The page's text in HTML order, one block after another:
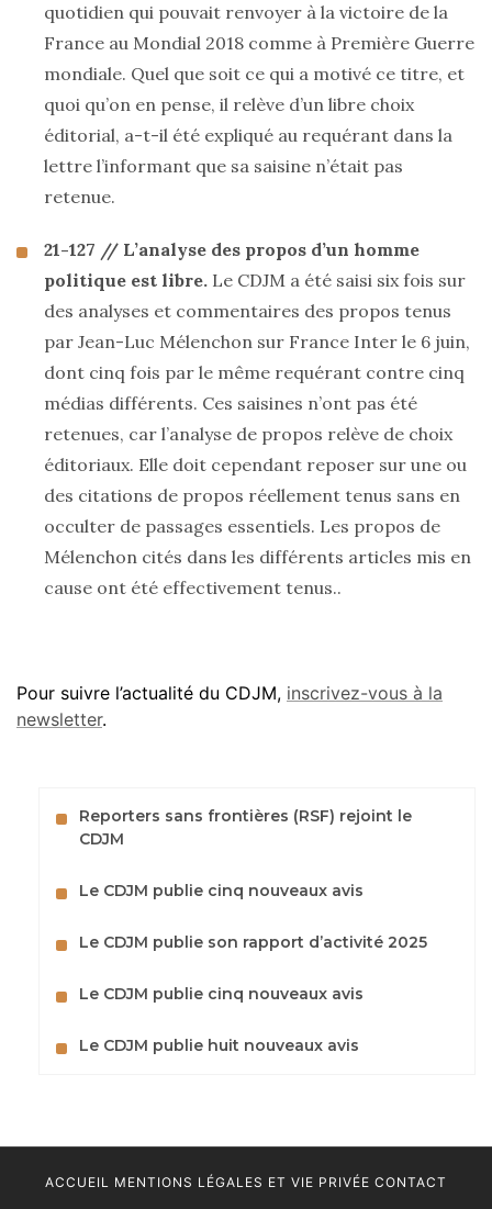
quotidien qui pouvait renvoyer à la victoire de la
France au Mondial 2018 comme à Première Guerre
mondiale. Quel que soit ce qui a motivé ce titre, et
quoi qu’on en pense, il relève d’un libre choix
éditorial, a-t-il été expliqué au requérant dans la
lettre l’informant que sa saisine n’était pas
retenue.
21-127 // L’analyse des propos d’un homme
politique est libre. Le CDJM a été saisi six fois sur
des analyses et commentaires des propos tenus
par Jean-Luc Mélenchon sur France Inter le 6 juin,
dont cinq fois par le même requérant contre cinq
médias différents. Ces saisines n’ont pas été
retenues, car l’analyse de propos relève de choix
éditoriaux. Elle doit cependant reposer sur une ou
des citations de propos réellement tenus sans en
occulter de passages essentiels. Les propos de
Mélenchon cités dans les différents articles mis en
cause ont été effectivement tenus..
Pour suivre l’actualité du CDJM, inscrivez-vous à la
newsletter.
Reporters sans frontières (RSF) rejoint le
CDJM
Le CDJM publie cinq nouveaux avis
Le CDJM publie son rapport d’activité 2025
Le CDJM publie cinq nouveaux avis
Le CDJM publie huit nouveaux avis
ACCUEIL MENTIONS LÉGALES ET VIE PRIVÉE CONTACT